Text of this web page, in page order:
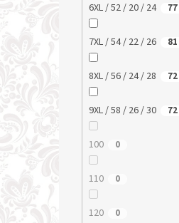
6XL / 52 / 20 / 24 77
7XL / 54 / 22 / 26 81
8XL / 56 / 24 / 28 72
9XL / 58 / 26 / 30 72
100 0
110 0
120 0